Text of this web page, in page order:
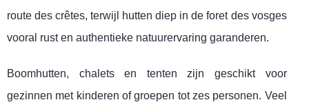
route des crêtes, terwijl hutten diep in de foret des vosges
vooral rust en authentieke natuurervaring garanderen.
Boomhutten, chalets en tenten zijn geschikt voor
gezinnen met kinderen of groepen tot zes personen. Veel